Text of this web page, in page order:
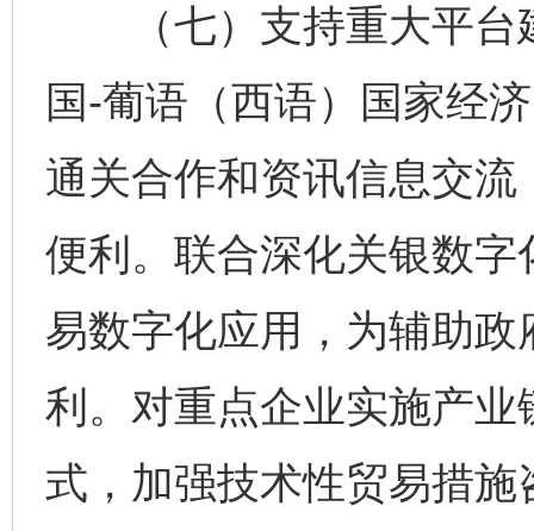
（七）支持重大平台
国-葡语（西语）国家经
通关合作和资讯信息交
便利。联合深化关银数
易数字化应用，为辅助
利。对重点企业实施产业
式，加强技术性贸易措